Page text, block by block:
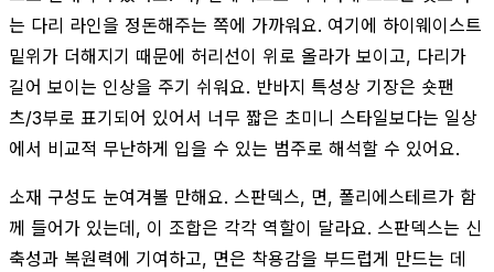
는 다리 라인을 정돈해주는 쪽에 가까워요. 여기에 하이웨이스트
밑위가 더해지기 때문에 허리선이 위로 올라가 보이고, 다리가
길어 보이는 인상을 주기 쉬워요. 반바지 특성상 기장은 숏팬
츠/3부로 표기되어 있어서 너무 짧은 초미니 스타일보다는 일상
에서 비교적 무난하게 입을 수 있는 범주로 해석할 수 있어요.
소재 구성도 눈여겨볼 만해요. 스판덱스, 면, 폴리에스테르가 함
께 들어가 있는데, 이 조합은 각각 역할이 달라요. 스판덱스는 신
축성과 복원력에 기여하고, 면은 착용감을 부드럽게 만드는 데